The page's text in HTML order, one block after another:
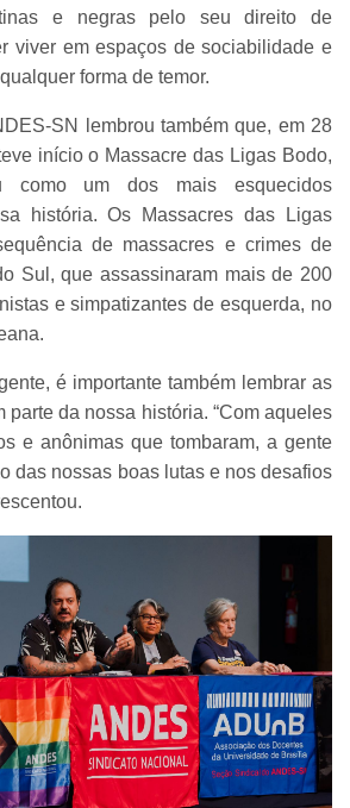
e negras pelo seu direito de
viver em espaços de sociabilidade e
forma de temor.
SN lembrou também que, em 28
início o Massacre das Ligas Bodo,
como um dos mais esquecidos
história. Os Massacres das Ligas
de massacres e crimes de
Sul, que assassinaram mais de 200
e simpatizantes de esquerda, no
é importante também lembrar as
parte da nossa história. “Com aqueles
e anônimas que tombaram, a gente
das nossas boas lutas e nos desafios